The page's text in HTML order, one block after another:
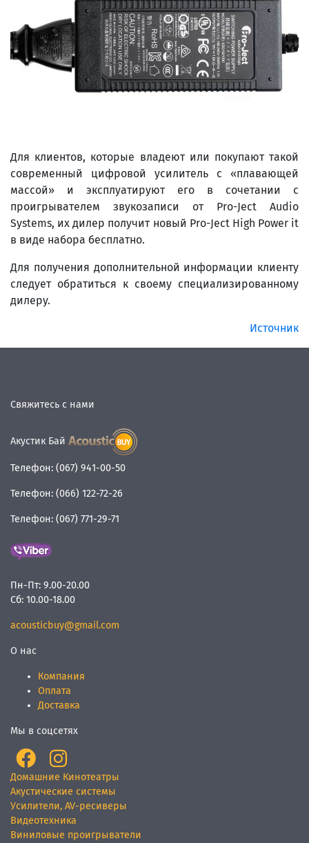
Для клиентов, которые владеют или покупают такой
современный цифровой усилитель с «плавающей
массой» и эксплуатируют его в сочетании с
проигрывателем звукозаписи от Pro-Ject Audio
Systems, их дилер получит новый Pro-Ject High Power it
в виде набора бесплатно.
Для получения дополнительной информации клиенту
следует обратиться к своему специализированному
дилеру.
Источник
Свяжитесь с нами
Акустик Бай
Телефон: (067) 941-00-50
Телефон: (066) 122-72-26
Телефон: (067) 771-29-71
Пн-Пт: 9.00-20.00
Сб: 10.00-18.00
acousticbuy@gmail.com
О нас
Компания
Оплата
Доставка
Мы в соцсетях
Домашние Кинотеатры
Акустические системы
Усилители, AV-ресиверы
Видеотехника
Виниловые проигрыватели